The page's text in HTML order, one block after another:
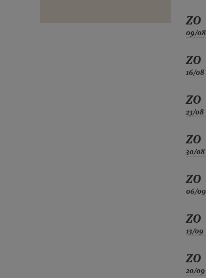
ZO
09/08
ZO
16/08
ZO
23/08
ZO
30/08
ZO
06/09
ZO
13/09
ZO
20/09